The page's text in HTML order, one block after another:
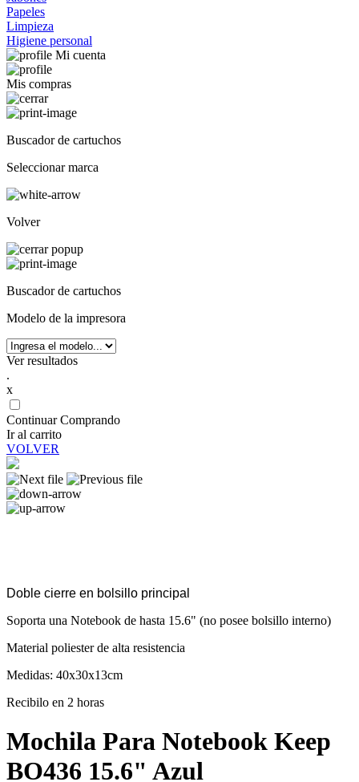
Papeles
Limpieza
Higiene personal
Mi cuenta
Mis compras
Buscador de cartuchos
Seleccionar marca
Volver
Buscador de cartuchos
Modelo de la impresora
Ver resultados
.
x
Continuar Comprando
Ir al carrito
VOLVER
Doble cierre en bolsillo principal
Soporta una Notebook de hasta 15.6" (no posee bolsillo interno)
Material poliester de alta resistencia
Medidas: 40x30x13cm
Recibilo en 2 horas
Mochila Para Notebook Keep
BO436 15.6" Azul